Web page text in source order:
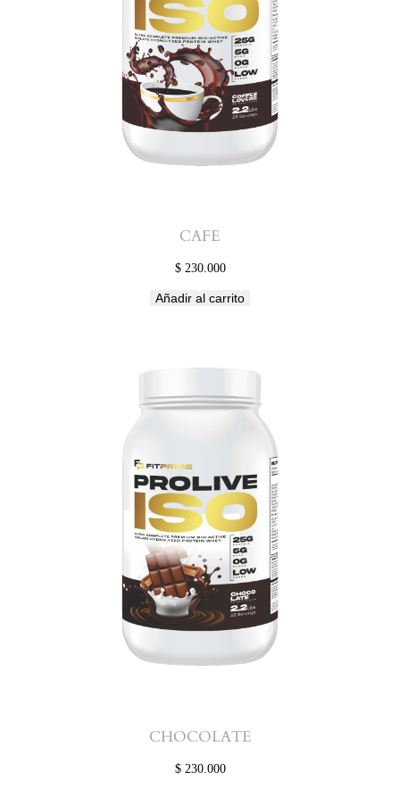
CAFE
$230.000
Añadir al carrito
CHOCOLATE
$230.000